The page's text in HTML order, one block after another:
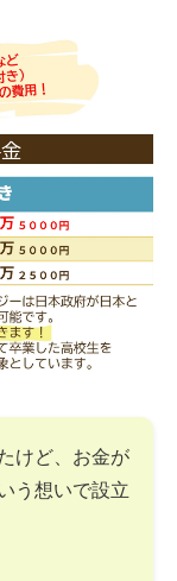
けど、お金が
う想いで設立